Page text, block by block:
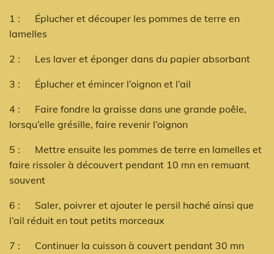
1 : Éplucher et découper les pommes de terre en
lamelles
2 : Les laver et éponger dans du papier absorbant
3 : Éplucher et émincer l’oignon et l’ail
4 : Faire fondre la graisse dans une grande poêle,
lorsqu’elle grésille, faire revenir l’oignon
5 : Mettre ensuite les pommes de terre en lamelles et
faire rissoler à découvert pendant 10 mn en remuant
souvent
6 : Saler, poivrer et ajouter le persil haché ainsi que
l’ail réduit en tout petits morceaux
7 : Continuer la cuisson à couvert pendant 30 mn